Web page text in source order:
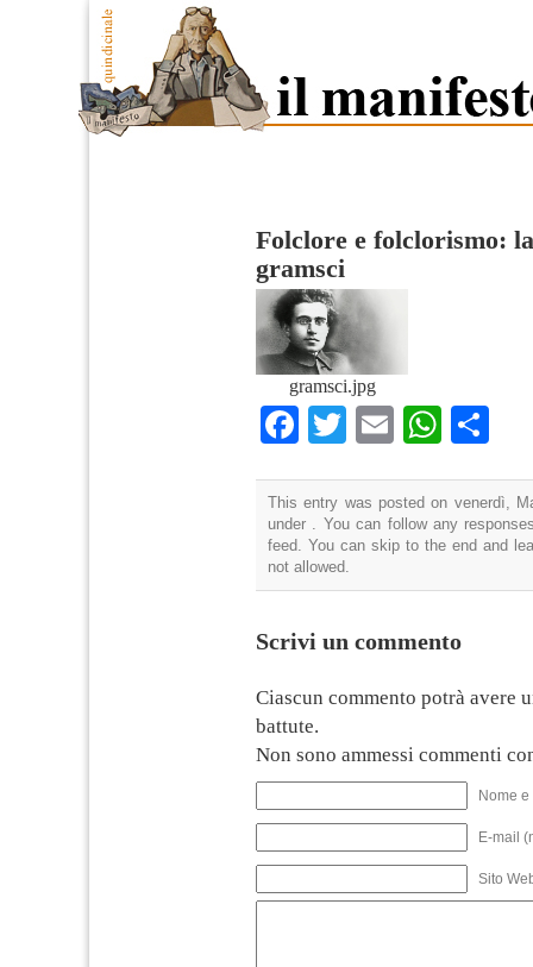
Folclore e folclorismo:
gramsci
gramsci.jpg
Facebook
TwitterEmail
This entry was posted on venerdì,
under . You can follow any
feed. You can skip to the end and
not allowed.
Scrivi un commento
Ciascun commento potrà avere
battute.
Non sono ammessi commenti
Nome
E-mail
Sito